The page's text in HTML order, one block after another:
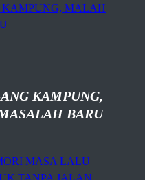
KAMPUNG,
BARU